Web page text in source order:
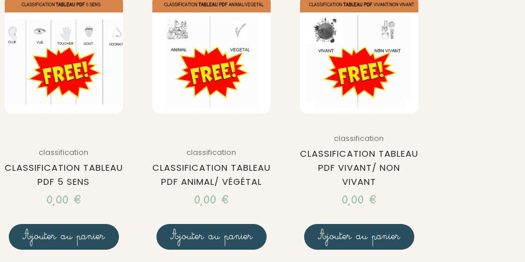
classification
CLASSIFICATION TABLEAU
PDF 5 SENS
0,00 €
Ajouter au panier
classification
CLASSIFICATION TABLEAU
PDF ANIMAL/ VÉGÉTAL
0,00 €
Ajouter au panier
classification
CLASSIFICATION TABLEAU
PDF VIVANT/ NON
VIVANT
0,00 €
Ajouter au panier